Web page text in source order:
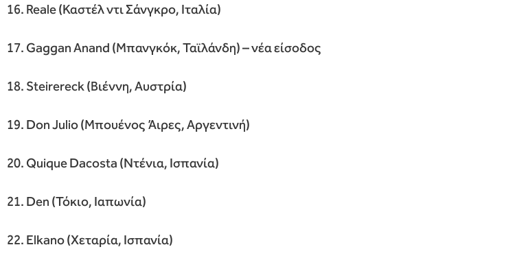
16. Reale (Καστέλ ντι Σάνγκρο, Ιταλία)
17. Gaggan Anand (Μπανγκόκ, Ταϊλάνδη) – νέα είσοδος
18. Steirereck (Βιέννη, Αυστρία)
19. Don Julio (Μπουένος Άιρες, Αργεντινή)
20. Quique Dacosta (Ντένια, Ισπανία)
21. Den (Τόκιο, Ιαπωνία)
22. Elkano (Χεταρία, Ισπανία)